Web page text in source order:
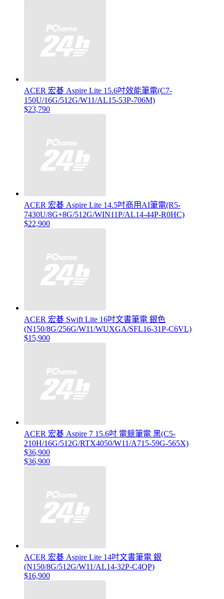
ACER 宏碁 Aspire Lite 15.6吋效能筆電(C7-
150U/16G/512G/W11/AL15-53P-706M)
$23,790
ACER 宏碁 Aspire Lite 14.5吋商用AI筆電(R5-
7430U/8G+8G/512G/WIN11P/AL14-44P-R0HC)
$22,900
ACER 宏碁 Swift Lite 16吋文書筆電 銀色
(N150/8G/256G/W11/WUXGA/SFL16-31P-C6VL)
$15,900
ACER 宏碁 Aspire 7 15.6吋 電競筆電 黑(C5-
210H/16G/512G/RTX4050/W11/A715-59G-565X)
$36,900
$36,900
ACER 宏碁 Aspire Lite 14吋文書筆電 銀
(N150/8G/512G/W11/AL14-32P-C4QP)
$16,900